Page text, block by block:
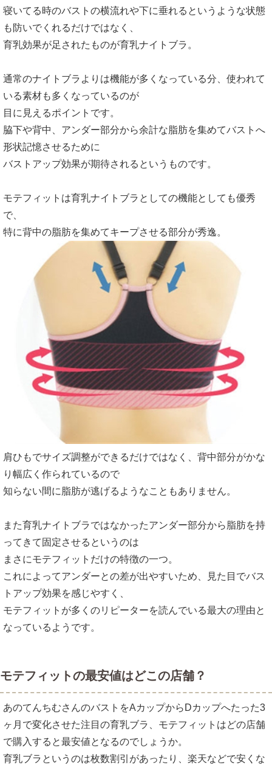
寝いてる時のバストの横流れや下に垂れるというような状態
も防いでくれるだけではなく、
育乳効果が足されたものが育乳ナイトブラ。
通常のナイトブラよりは機能が多くなっている分、使われて
いる素材も多くなっているのが
目に見えるポイントです。
脇下や背中、アンダー部分から余計な脂肪を集めてバストへ
形状記憶させるために
バストアップ効果が期待されるというものです。
モテフィットは育乳ナイトブラとしての機能としても優秀
で、
特に背中の脂肪を集めてキープさせる部分が秀逸。
肩ひもでサイズ調整ができるだけではなく、背中部分がかな
り幅広く作られているので
知らない間に脂肪が逃げるようなこともありません。
また育乳ナイトブラではなかったアンダー部分から脂肪を持
ってきて固定させるというのは
まさにモテフィットだけの特徴の一つ。
これによってアンダーとの差が出やすいため、見た目でバス
トアップ効果を感じやすく、
モテフィットが多くのリピーターを読んでいる最大の理由と
なっているようです。
モテフィットの最安値はどこの店舗？
あのてんちむさんのバストをAカップからDカップへたった3
ヶ月で変化させた注目の育乳ブラ、モテフィットはどの店舗
で購入すると最安値となるのでしょうか。
育乳ブラというのは枚数割引があったり、楽天などで安くな